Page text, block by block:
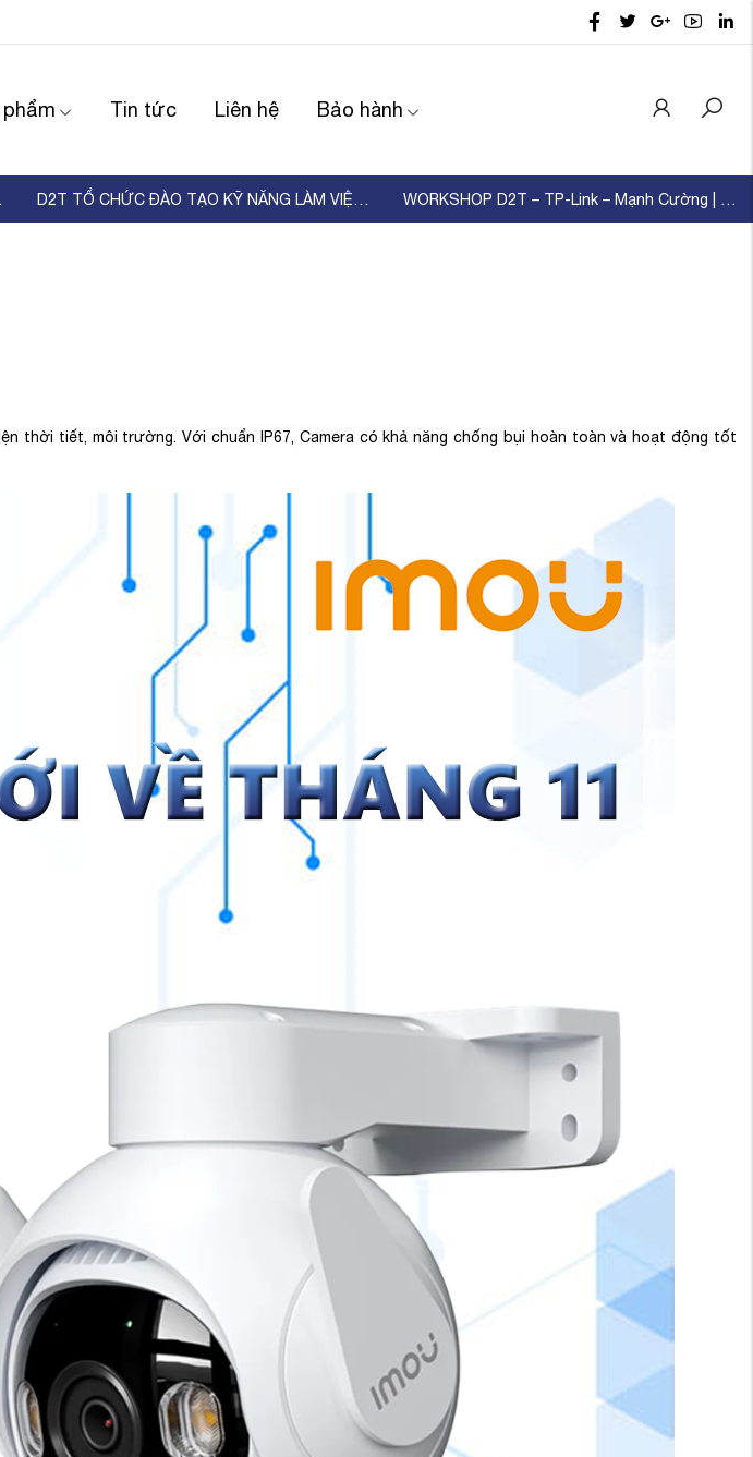
Tin tức Liên hệ Bảo hành
... D2T TỔ CHỨC ĐÀO TẠO KỸ NĂNG LÀM VIỆC NHÓM – XÂ ... WORKSHOP D2T – TP-Link – Mạnh Cường | KẾT NỐI ...
thời tiết, môi trường. Với chuẩn IP67, Camera có khả năng chống bụi hoàn toàn và hoạt động tốt